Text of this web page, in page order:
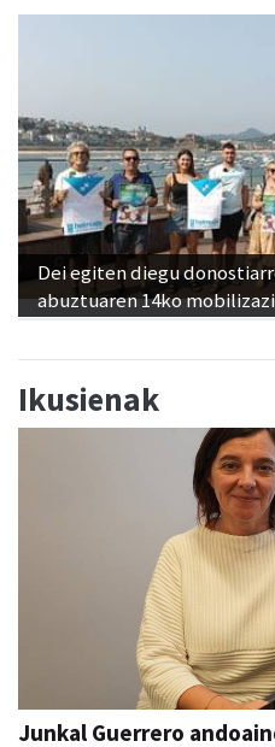
Dei egiten diegu
abuztuaren 14ko
Ikusienak
Junkal Guerrero